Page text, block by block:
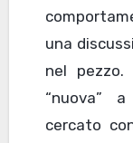
una
nel pezzo.
“nuova”
cercato